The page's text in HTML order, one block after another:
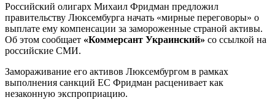
Российский олигарх Михаил Фридман предложил
правительству Люксембурга начать «мирные переговоры» о
выплате ему компенсации за замороженные страной активы.
Об этом сообщает «Коммерсант Украинский» со ссылкой на
российские СМИ.
Замораживание его активов Люксембургом в рамках
выполнения санкций ЕС Фридман расценивает как
незаконную экспроприацию.